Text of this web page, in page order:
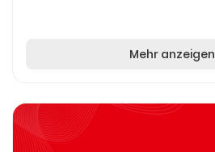
Mehr anzeigen